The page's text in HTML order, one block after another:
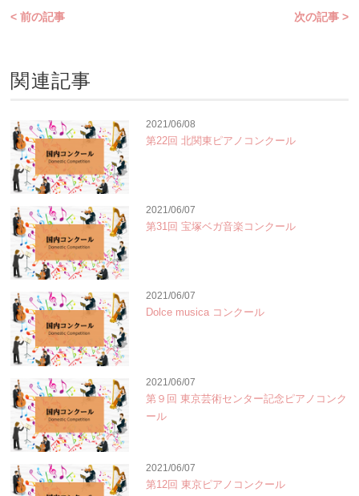
< 前の記事 次の記事 >
関連記事
2021/06/08
第22回 北関東ピアノコンクール
2021/06/07
第31回 宝塚ベガ音楽コンクール
2021/06/07
Dolce musica コンクール
2021/06/07
第９回 東京芸術センター記念ピアノコンク
ール
2021/06/07
第12回 東京ピアノコンクール